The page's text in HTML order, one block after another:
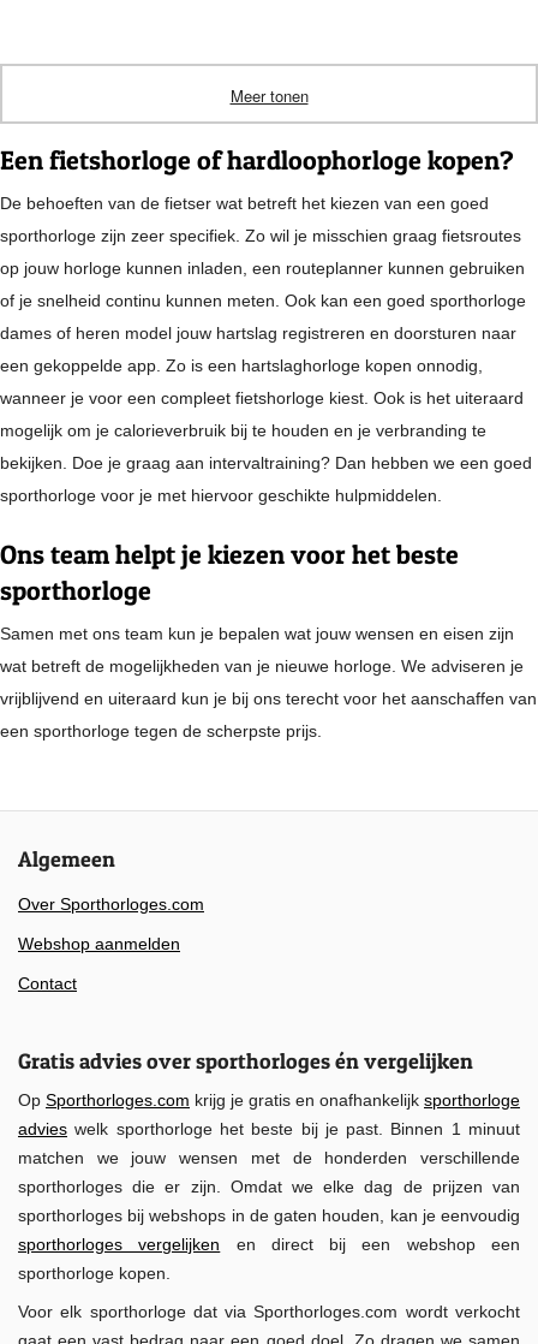
Meer tonen
Een fietshorloge of hardloophorloge kopen?
De behoeften van de fietser wat betreft het kiezen van een goed
sporthorloge zijn zeer specifiek. Zo wil je misschien graag fietsroutes
op jouw horloge kunnen inladen, een routeplanner kunnen gebruiken
of je snelheid continu kunnen meten. Ook kan een goed sporthorloge
dames of heren model jouw hartslag registreren en doorsturen naar
een gekoppelde app. Zo is een hartslaghorloge kopen onnodig,
wanneer je voor een compleet fietshorloge kiest. Ook is het uiteraard
mogelijk om je calorieverbruik bij te houden en je verbranding te
bekijken. Doe je graag aan intervaltraining? Dan hebben we een goed
sporthorloge voor je met hiervoor geschikte hulpmiddelen.
Ons team helpt je kiezen voor het beste
sporthorloge
Samen met ons team kun je bepalen wat jouw wensen en eisen zijn
wat betreft de mogelijkheden van je nieuwe horloge. We adviseren je
vrijblijvend en uiteraard kun je bij ons terecht voor het aanschaffen van
een sporthorloge tegen de scherpste prijs.
Algemeen
Over Sporthorloges.com
Webshop aanmelden
Contact
Gratis advies over sporthorloges én vergelijken
Op Sporthorloges.com krijg je gratis en onafhankelijk sporthorloge
advies welk sporthorloge het beste bij je past. Binnen 1 minuut
matchen we jouw wensen met de honderden verschillende
sporthorloges die er zijn. Omdat we elke dag de prijzen van
sporthorloges bij webshops in de gaten houden, kan je eenvoudig
sporthorloges vergelijken en direct bij een webshop een
sporthorloge kopen.
Voor elk sporthorloge dat via Sporthorloges.com wordt verkocht
gaat een vast bedrag naar een goed doel. Zo dragen we samen